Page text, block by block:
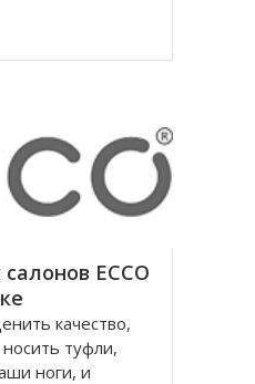
Томске одна из
ECCO
качество,
туфли,
ноги, и